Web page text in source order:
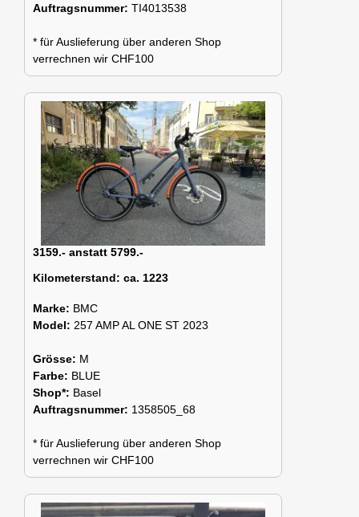
Auftragsnummer: TI4013538
* für Auslieferung über anderen Shop
verrechnen wir CHF100
3159.- anstatt 5799.-
Kilometerstand: ca. 1223
Marke: BMC
Model: 257 AMP AL ONE ST 2023
Grösse: M
Farbe: BLUE
Shop*: Basel
Auftragsnummer: 1358505_68
* für Auslieferung über anderen Shop
verrechnen wir CHF100